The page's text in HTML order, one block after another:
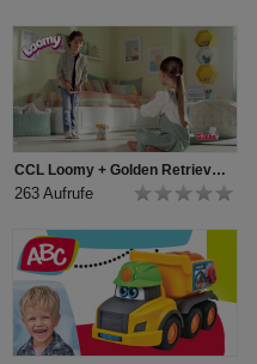
CCL Loomy + Golden Retriever TV-Spot
263 Aufrufe